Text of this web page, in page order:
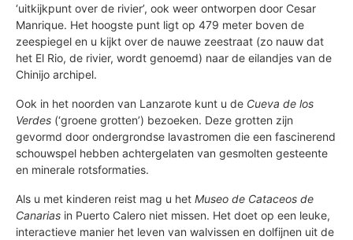
‘uitkijkpunt over de rivier’, ook weer ontworpen door Cesar
Manrique. Het hoogste punt ligt op 479 meter boven de
zeespiegel en u kijkt over de nauwe zeestraat (zo nauw dat
het El Rio, de rivier, wordt genoemd) naar de eilandjes van de
Chinijo archipel.
Ook in het noorden van Lanzarote kunt u de Cueva de los
Verdes (‘groene grotten’) bezoeken. Deze grotten zijn
gevormd door ondergrondse lavastromen die een fascinerend
schouwspel hebben achtergelaten van gesmolten gesteente
en minerale rotsformaties.
Als u met kinderen reist mag u het Museo de Cataceos de
Canarias in Puerto Calero niet missen. Het doet op een leuke,
interactieve manier het leven van walvissen en dolfijnen uit de